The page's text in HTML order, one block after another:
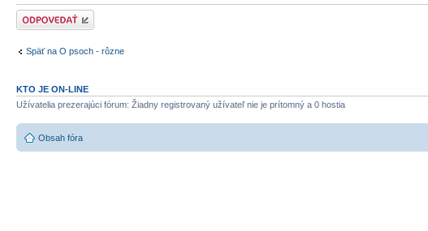
Odoslať odpoveď
Späť na O psoch - rôzne
KTO JE ON-LINE
Užívatelia prezerajúci fórum: Žiadny registrovaný užívateľ nie je prítomný a 0 hostia
Obsah fóra